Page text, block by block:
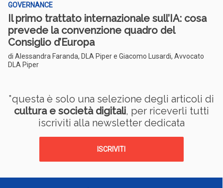
GOVERNANCE
Il primo trattato internazionale sull’IA: cosa
prevede la convenzione quadro del
Consiglio d’Europa
di Alessandra Faranda, DLA Piper e Giacomo Lusardi, Avvocato
DLA Piper
*questa è solo una selezione degli articoli di
cultura e società digitali, per riceverli tutti
iscriviti alla newsletter dedicata
ISCRIVITI